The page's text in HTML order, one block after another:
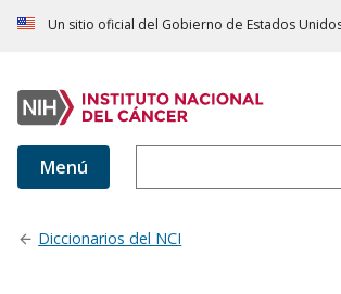
Un sitio oficial del Gobierno de Estados
Menú
Diccionarios del NCI